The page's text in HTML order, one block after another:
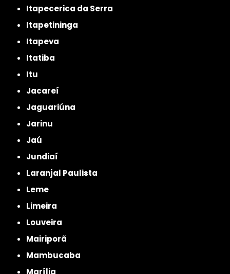
Itapecerica da Serra
Itapetininga
Itapeva
Itatiba
Itu
Jacareí
Jaguariúna
Jarinu
Jaú
Jundiaí
Laranjal Paulista
Leme
Limeira
Louveira
Mairiporã
Mambucaba
Marília